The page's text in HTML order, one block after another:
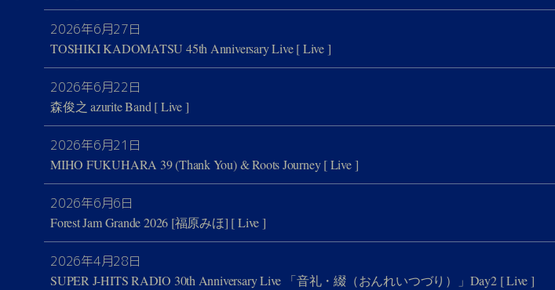
2026年6月27日
TOSHIKI KADOMATSU 45th Anniversary Live[ Live ]
2026年6月22日
森俊之 azurite Band[ Live ]
2026年6月21日
MIHO FUKUHARA 39 (Thank You) & Roots Journey[ Live ]
2026年6月6日
Forest Jam Grande 2026 [福原みほ] [ Live ]
2026年4月28日
SUPER J-HITS RADIO 30th Anniversary Live 「音礼・綴（おんれいつづり）」Day2 [ Live ]